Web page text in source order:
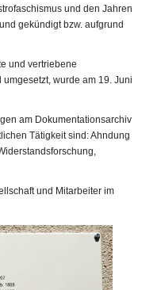
und den Jahren
gekündigt bzw. aufgrund
und vertriebene
wurde am 19. Juni
am Dokumentationsarchiv
Tätigkeit sind: Ahndung
und Mitarbeiter im